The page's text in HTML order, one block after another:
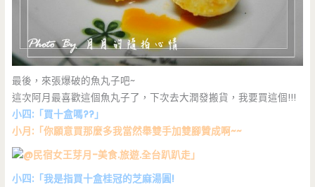
最後，來張爆破的魚丸子吧~
這次阿月最喜歡這個魚丸子了，下次去大潤發搬貨，我要買這個!!!
小四:「買十盒嗎??」
小月:「你願意買那麼多我當然舉雙手加雙腳贊成啊~~
」
小四:「我是指買十盒桂冠的芝麻湯圓!